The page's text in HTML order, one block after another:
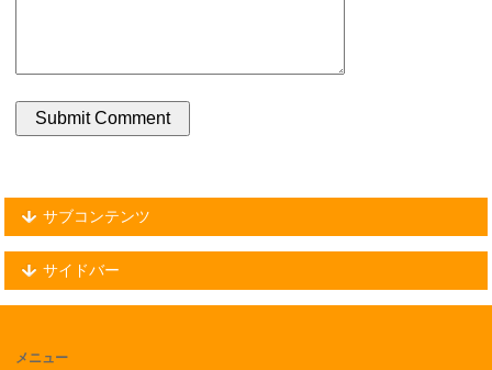
サブコンテンツ
サイドバー
メニュー